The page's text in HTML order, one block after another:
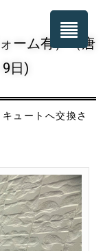
ーム有）（唐
日)
ュートへ交換さ